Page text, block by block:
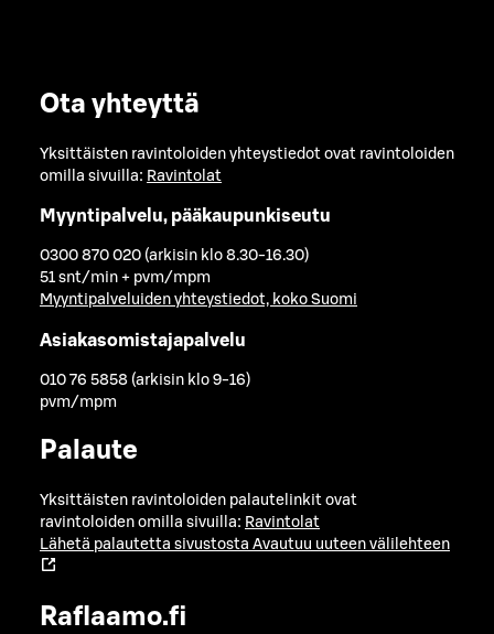
Ota yhteyttä
Yksittäisten ravintoloiden yhteystiedot ovat ravintoloiden
omilla sivuilla: Ravintolat
Myyntipalvelu, pääkaupunkiseutu
0300 870 020 (arkisin klo 8.30-16.30)
51 snt/min + pvm/mpm
Myyntipalveluiden yhteystiedot, koko Suomi
Asiakasomistajapalvelu
010 76 5858 (arkisin klo 9-16)
pvm/mpm
Palaute
Yksittäisten ravintoloiden palautelinkit ovat
ravintoloiden omilla sivuilla: Ravintolat
Lähetä palautetta sivustosta Avautuu uuteen välilehteen
Raflaamo.fi